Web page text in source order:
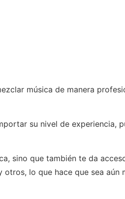
música de manera
su nivel de experiencia,
sino que también te da
lo que hace que sea aún